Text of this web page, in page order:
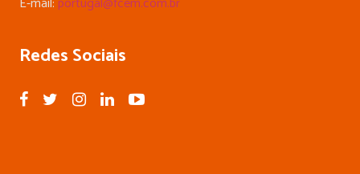
Redes Sociais